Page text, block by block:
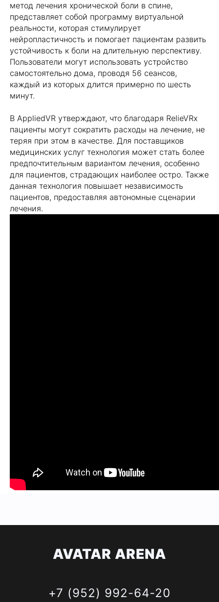
метод лечения хронической боли в спине,
представляет собой программу виртуальной
реальности, которая стимулирует
нейропластичность и помогает пациентам развить
устойчивость к боли на длительную перспективу.
Пользователи могут использовать устройство
самостоятельно дома, проводя 56 сеансов,
каждый из которых длится примерно по шесть
минут.
В AppliedVR утверждают, что благодаря RelieVRx
пациенты могут сократить расходы на лечение, не
теряя при этом в качестве. Для поставщиков
медицинских услуг технология может стать более
предпочтительным вариантом лечения, особенно
для пациентов, страдающих наиболее остро. Также
данная технология повышает независимость
пациентов, предоставляя автономные сценарии
лечения.
+7 (952) 992-64-20
AVATAR ARENA